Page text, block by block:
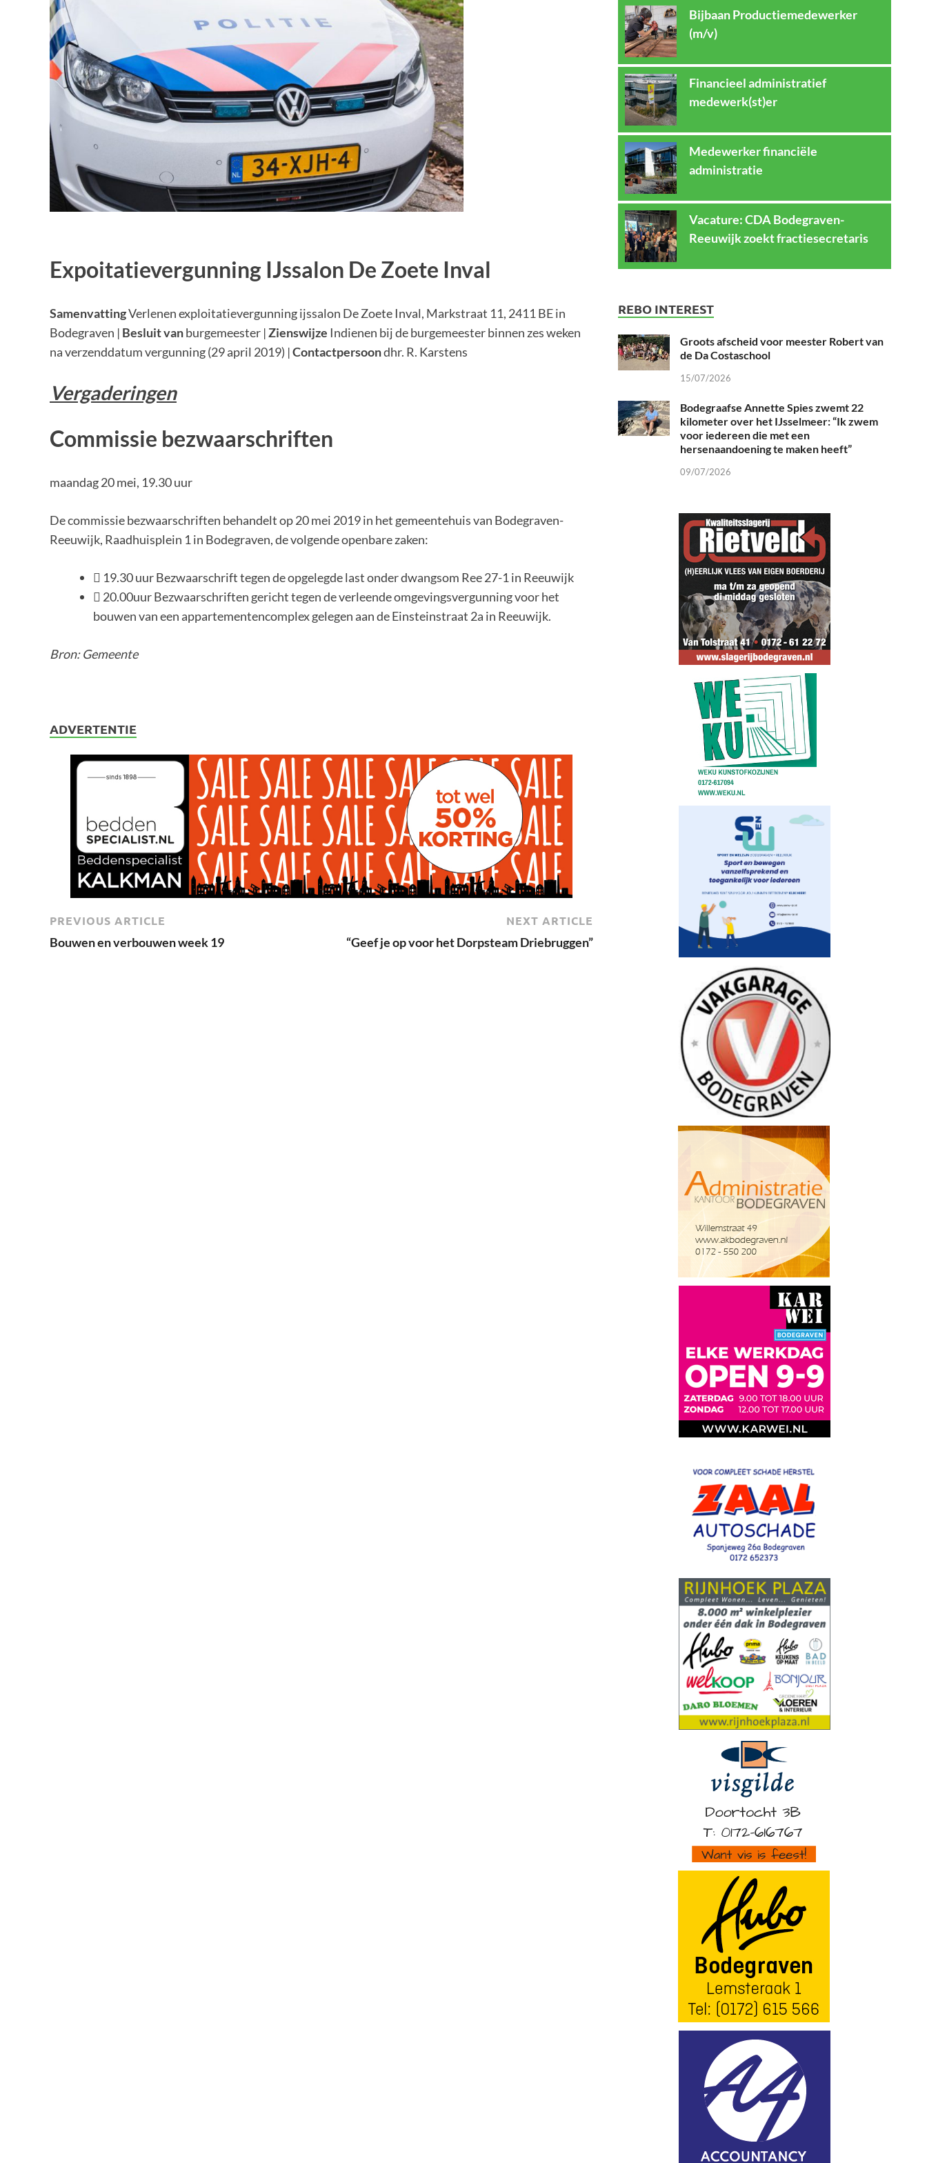
Expoitatievergunning IJssalon De Zoete Inval
SamenvattingVerlenen exploitatievergunning ijssalon De Zoete Inval, Markstraat 11, 2411 BE in
Bodegraven | Besluit vanburgemeester |Zienswijze Indienen bij de burgemeester binnen zes weken
na verzenddatum vergunning (29 april 2019) |Contactpersoondhr. R. Karstens
Vergaderingen
Commissie bezwaarschriften
maandag 20 mei, 19.30 uur
De commissie bezwaarschriften behandelt op 20 mei 2019 in het gemeentehuis van Bodegraven-
Reeuwijk, Raadhuisplein 1 in Bodegraven, de volgende openbare zaken:
 19.30 uur Bezwaarschrift tegen de opgelegde last onder dwangsom Ree 27-1 in Reeuwijk
 20.00uur Bezwaarschriften gericht tegen de verleende omgevingsvergunning voor het
bouwen van een appartementencomplex gelegen aan de Einsteinstraat 2a in Reeuwijk.
Bron: Gemeente
ADVERTENTIE
PREVIOUS ARTICLE
Bouwen en verbouwen week 19
NEXT ARTICLE
“Geef je op voor het Dorpsteam Driebruggen”
Bijbaan Productiemedewerker
(m/v)
Financieel administratief
medewerk(st)er
Medewerker financiële
administratie
Vacature: CDA Bodegraven-
Reeuwijk zoekt fractiesecretaris
REBO INTEREST
Groots afscheid voor meester Robert van
de Da Costaschool
15/07/2026
Bodegraafse Annette Spies zwemt 22
kilometer over het IJsselmeer: “Ik zwem
voor iedereen die met een
hersenaandoening te maken heeft”
09/07/2026